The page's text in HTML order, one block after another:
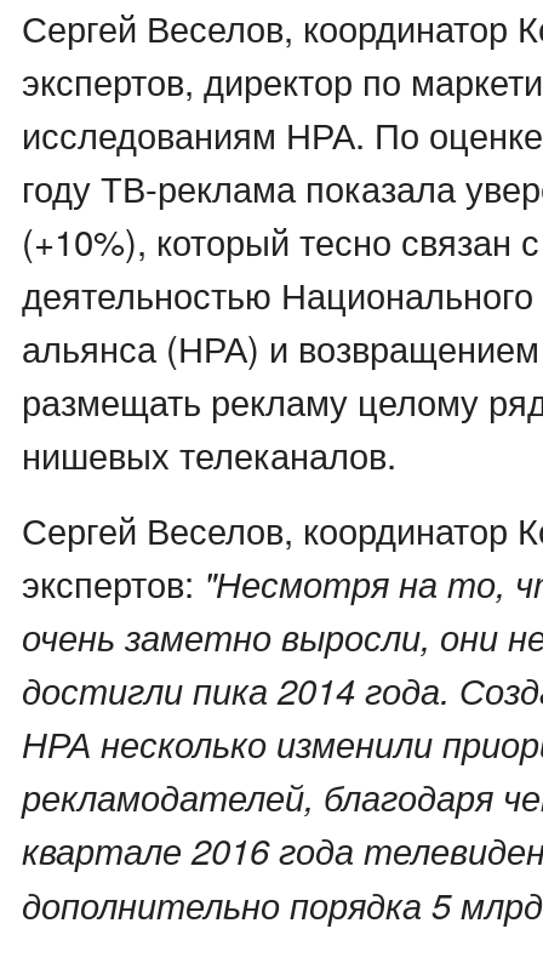
Сергей Веселов, координатор
экспертов, директор по
исследованиям НРА. По
году ТВ-реклама показала
(+10%), который тесно связан
деятельностью
альянса (НРА) и
размещать рекламу целому
нишевых телеканалов.
Сергей Веселов, координатор
экспертов: "Несмотря на то,
очень заметно выросли, они
достигли пика 2014 года.
НРА несколько изменили
рекламодателей, благодаря
квартале 2016 года
дополнительно порядка 5